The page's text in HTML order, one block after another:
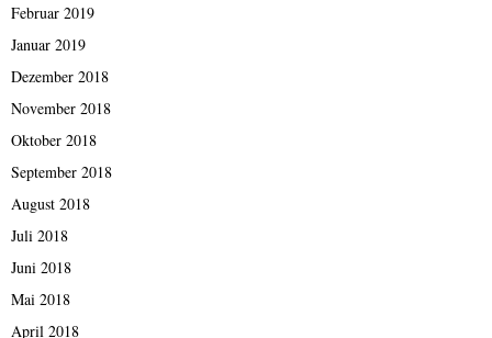
Februar 2019
Januar 2019
Dezember 2018
November 2018
Oktober 2018
September 2018
August 2018
Juli 2018
Juni 2018
Mai 2018
April 2018